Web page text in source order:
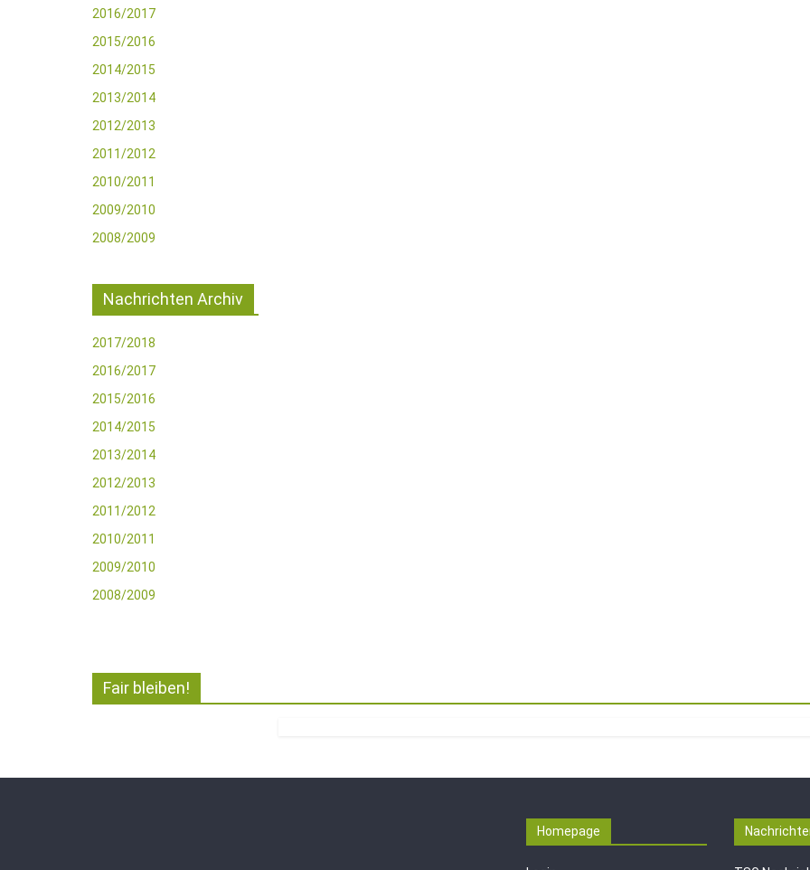
2016/2017
2015/2016
2014/2015
2013/2014
2012/2013
2011/2012
2010/2011
2009/2010
2008/2009
Nachrichten Archiv
2017/2018
2016/2017
2015/2016
2014/2015
2013/2014
2012/2013
2011/2012
2010/2011
2009/2010
2008/2009
Fair bleiben!
Homepage